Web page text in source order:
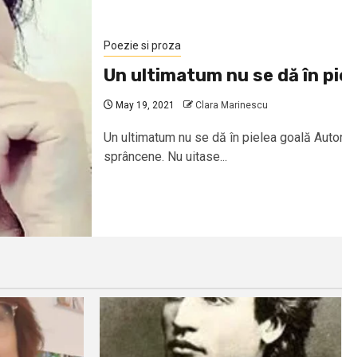
Poezie si proza
Un ultimatum nu se dă în
May 19, 2021 Clara Marinescu
Un ultimatum nu se dă în pielea goală
sprâncene. Nu uitase...